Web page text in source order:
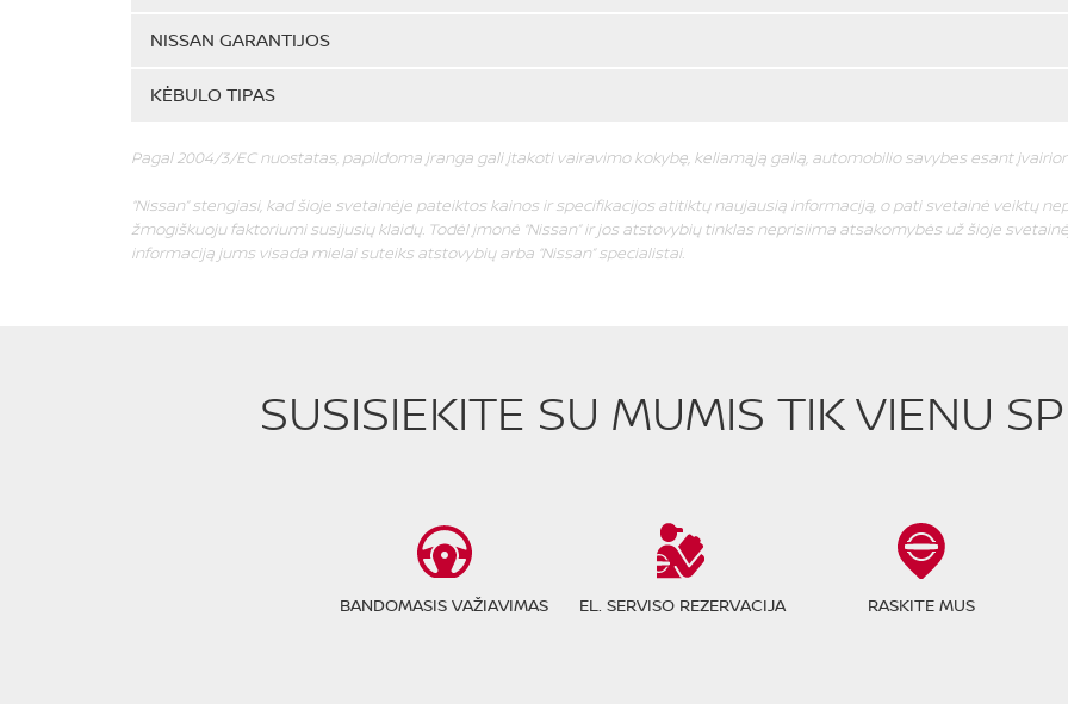
NISSAN GARANTIJOS
KĖBULO TIPAS
Pagal 2004/3/EC nuostatas, papildoma įranga gali įtakoti vairavimo kokybę, keliamąją galią, automobilio savybes esant
“Nissan” stengiasi, kad šioje svetainėje pateiktos kainos ir specifikacijos atitiktų naujausią informaciją, o pati svetainė veiktų
žmogiškuoju faktoriumi susijusių klaidų. Todėl įmonė “Nissan” ir jos atstovybių tinklas neprisiima atsakomybės už šioje
informaciją jums visada mielai suteiks atstovybių arba “Nissan” specialistai.
SUSISIEKITE SU MUMIS TIK VIENU
BANDOMASIS VAŽIAVIMAS EL. SERVISO REZERVACIJA RASKITE MUS